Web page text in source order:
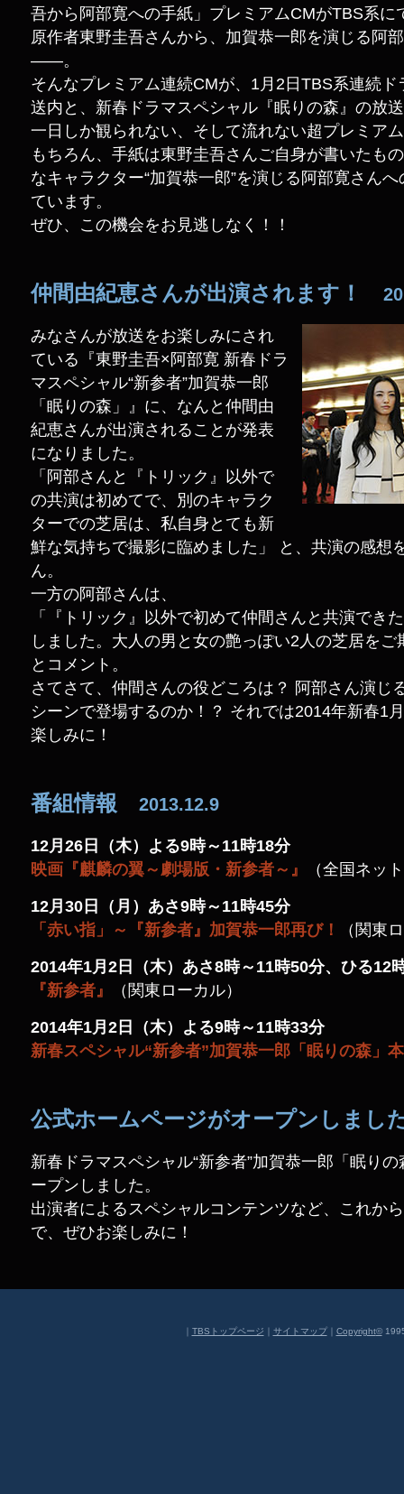
吾から阿部寛への手紙」プレミアムCMがTBS系に
原作者東野圭吾さんから、加賀恭一郎を演じる阿
――。
そんなプレミアム連続CMが、1月2日TBS系連続
送内と、新春ドラマスペシャル『眠りの森』の放
一日しか観られない、そして流れない超プレミア
もちろん、手紙は東野圭吾さんご自身が書いたも
なキャラクター“加賀恭一郎”を演じる阿部寛さん
ています。
ぜひ、この機会をお見逃しなく！！
仲間由紀恵さんが出演されます！
みなさんが放送をお楽しみにされ
ている『東野圭吾×阿部寛 新春ドラ
マスペシャル“新参者”加賀恭一郎
「眠りの森」』に、なんと仲間由
紀恵さんが出演されることが発表
になりました。
「阿部さんと『トリック』以外で
の共演は初めてで、別のキャラク
ターでの芝居は、私自身とても新
鮮な気持ちで撮影に臨めました」 と、共演の感想
ん。
一方の阿部さんは、
「『トリック』以外で初めて仲間さんと共演でき
しました。大人の男と女の艶っぽい2人の芝居をご
とコメント。
さてさて、仲間さんの役どころは？ 阿部さん演じ
シーンで登場するのか！？ それでは2014年新春1
楽しみに！
番組情報 2013.12.9
12月26日（木）よる9時～11時18分
映画『麒麟の翼～劇場版・新参者～』
（全国ネッ
12月30日（月）あさ9時～11時45分
「赤い指」～『新参者』加賀恭一郎再び！
（関東
2014年1月2日（木）あさ8時～11時50分、ひる12
『新参者』
（関東ローカル）
2014年1月2日（木）よる9時～11時33分
新春スペシャル“新参者”加賀恭一郎「眠りの森」
公式ホームページがオープンしま
新春ドラマスペシャル“新参者”加賀恭一郎「眠り
ープンしました。
出演者によるスペシャルコンテンツなど、これか
で、ぜひお楽しみに！
TBSトップページ サイトマップ｜ Copyright©